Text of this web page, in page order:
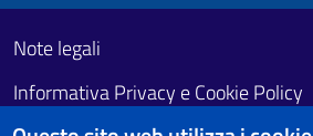
Footer First
Useful links section
Note legali
Informativa Privacy e Cookie Policy